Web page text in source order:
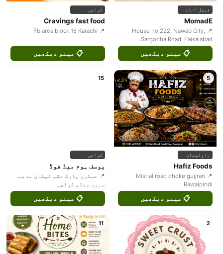
فیصل آباد
MomadE
📍 House no.222, Nawab City,
Sargodha Road, Faisalabad
📋 مینو دیکھیں
کراچی
Cravings fast food
📍 Fb area block 16 Karachi
📋 مینو دیکھیں
5
راولپنڈی
Hafiz Foods
📍 Misrial road dhoke gujjran
Rawalpindi
📋 مینو دیکھیں
15
کراچی
یوسف ہوم میڈ فوڈ
📍 عسکری پارک عقب فیضان مدینہ
سبزی منڈی کراچی
📋 مینو دیکھیں
2
11